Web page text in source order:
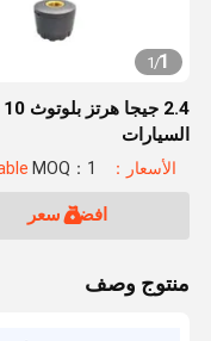
1
/
1
السيارات
الأسعار：negotiable MOQ：1
افضل سعر
منتوج وصف